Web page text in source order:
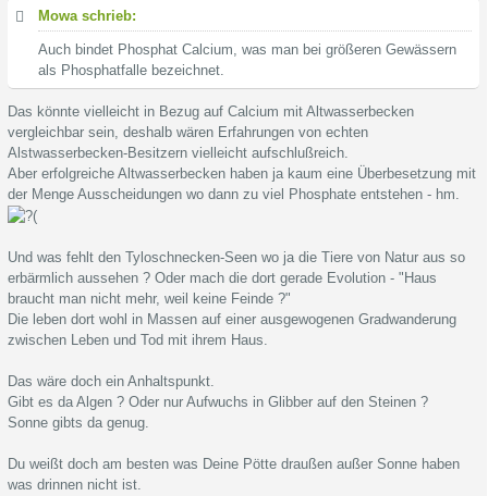
Mowa schrieb:
Auch bindet Phosphat Calcium, was man bei größeren Gewässern
als Phosphatfalle bezeichnet.
Das könnte vielleicht in Bezug auf Calcium mit Altwasserbecken
vergleichbar sein, deshalb wären Erfahrungen von echten
Alstwasserbecken-Besitzern vielleicht aufschlußreich.
Aber erfolgreiche Altwasserbecken haben ja kaum eine Überbesetzung mit
der Menge Ausscheidungen wo dann zu viel Phosphate entstehen - hm.
Und was fehlt den Tyloschnecken-Seen wo ja die Tiere von Natur aus so
erbärmlich aussehen ? Oder mach die dort gerade Evolution - "Haus
braucht man nicht mehr, weil keine Feinde ?"
Die leben dort wohl in Massen auf einer ausgewogenen Gradwanderung
zwischen Leben und Tod mit ihrem Haus.
Das wäre doch ein Anhaltspunkt.
Gibt es da Algen ? Oder nur Aufwuchs in Glibber auf den Steinen ?
Sonne gibts da genug.
Du weißt doch am besten was Deine Pötte draußen außer Sonne haben
was drinnen nicht ist.